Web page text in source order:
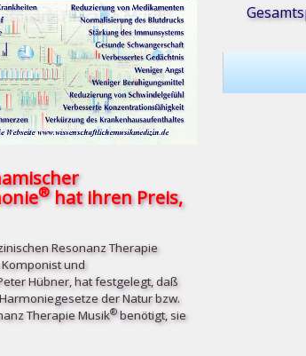
®hat ihren Preis,
Resonanz Therapie
und
Hübner, hat festgelegt, daß
der Natur bzw.
Therapie Musik®benötigt, sie